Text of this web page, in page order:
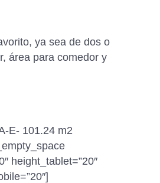
ya sea de dos o
área para comedor y
E- 101.24 m2
height_tablet=”20″